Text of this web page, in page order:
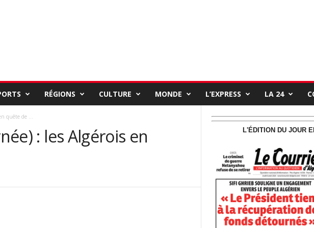
RÉGIONS CULTURE MONDE L’EXPRESS LA 24
quête de ...
: les Algérois en
L'ÉDITION DU JOUR